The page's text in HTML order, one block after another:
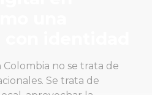
no se trata de
Se trata de